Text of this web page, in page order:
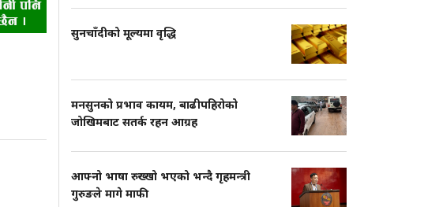
सुनचाँदीको मूल्यमा वृद्धि
मनसुनको प्रभाव कायम, बाढीपहिरोको
जोखिमबाट सतर्क रहन आग्रह
आफ्नो भाषा रुख्खो भएको भन्दै गृहमन्त्री
गुरुङले मागे माफी